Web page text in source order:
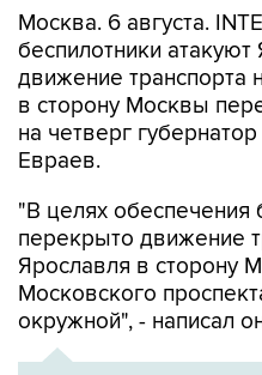
Москва. 6 августа.
беспилотники
движение транспорта
в сторону Москвы
на четверг
Евраев.
"В целях обеспечения
перекрыто движение
Ярославля в сторону
Московского
окружной", - написал